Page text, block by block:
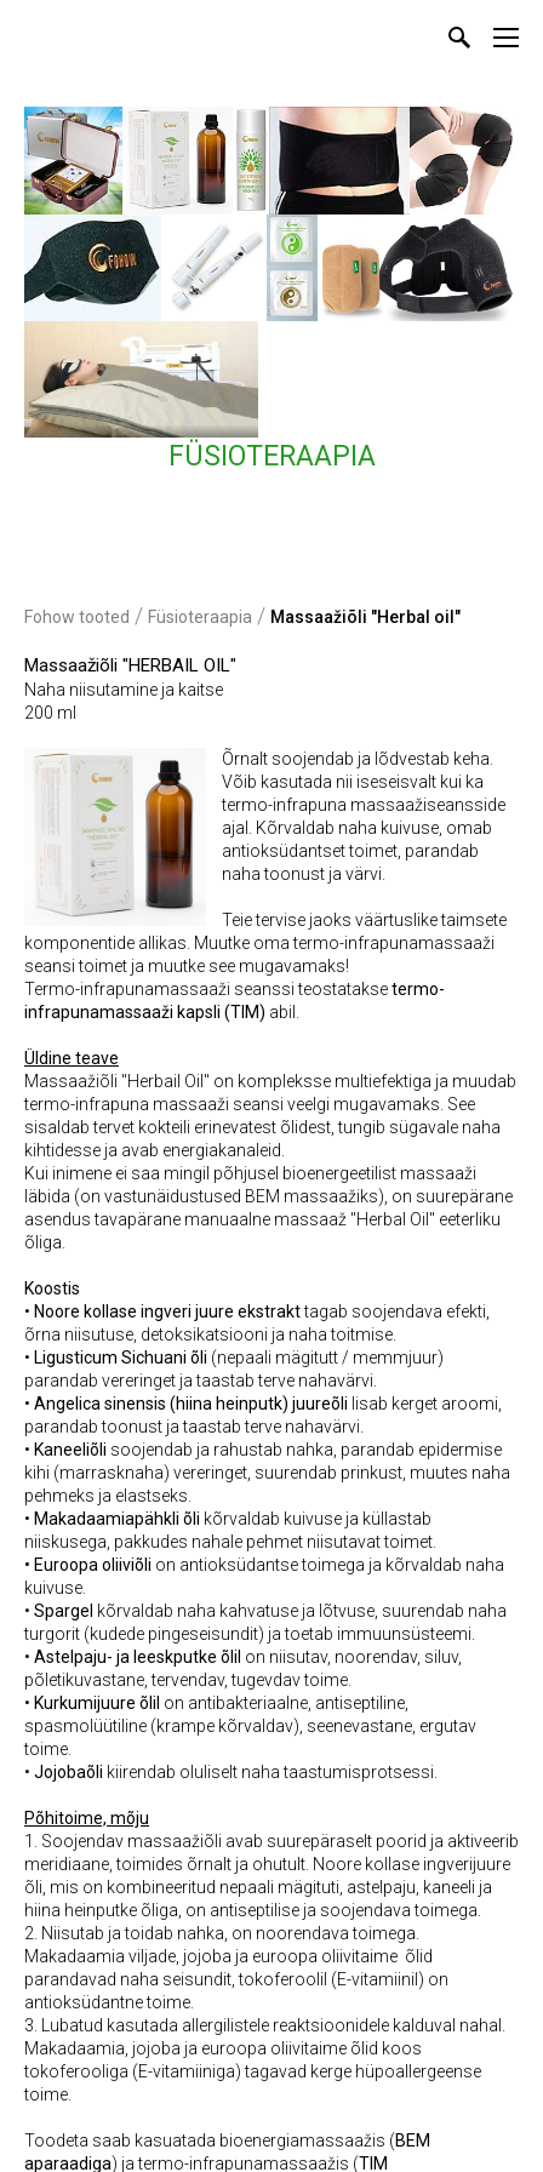
FÜSIOTERAAPIA
Fohow tooted / Füsioteraapia / Massaažiõli "Herbal oil"
Massaažiõli "HERBAIL OIL"
Naha niisutamine ja kaitse
200 ml
Õrnalt soojendab ja lõdvestab keha.
Võib kasutada nii iseseisvalt kui ka
termo-infrapuna massaažiseansside
ajal. Kõrvaldab naha kuivuse, omab
antioksüdantset toimet, parandab
naha toonust ja värvi.
Teie tervise jaoks väärtuslike taimsete
komponentide allikas. Muutke oma termo-infrapunamassaaži
seansi toimet ja muutke see mugavamaks!
Termo-infrapunamassaaži seanssi teostataksetermo-
infrapunamassaaži kapsli (TIM) abil.
Üldine teave
Massaažiõli "Herbail Oil" on kompleksse multiefektiga ja muudab
termo-infrapuna massaaži seansi veelgi mugavamaks. See
sisaldab tervet kokteili erinevatest õlidest, tungib sügavale naha
kihtidesse ja avab energiakanaleid.
Kui inimene ei saa mingil põhjusel bioenergeetilist massaaži
läbida (on vastunäidustused BEM massaažiks), on suurepärane
asendus tavapärane manuaalne massaaž "Herbal Oil" eeterliku
õliga.
Koostis
• Noore kollase ingveri juure ekstrakttagab soojendava efekti,
õrna niisutuse, detoksikatsiooni ja naha toitmise.
• Ligusticum Sichuani õli (nepaali mägitutt / memmjuur)
parandab vereringet ja taastab terve nahavärvi.
• Angelica sinensis (hiina heinputk) juureõli lisab kerget aroomi,
parandab toonust ja taastab terve nahavärvi.
• Kaneeliõli soojendab ja rahustab nahka, parandab epidermise
kihi (marrasknaha) vereringet, suurendab prinkust, muutes naha
pehmeks ja elastseks.
• Makadaamiapähkli õli kõrvaldab kuivuse ja küllastab
niiskusega, pakkudes nahale pehmet niisutavat toimet.
• Euroopa oliiviõli on antioksüdantse toimega ja kõrvaldab naha
kuivuse.
• Spargel kõrvaldab naha kahvatuse ja lõtvuse, suurendab naha
turgorit (kudede pingeseisundit) ja toetab immuunsüsteemi.
• Astelpaju- ja leeskputke õlil on niisutav, noorendav, siluv,
põletikuvastane, tervendav, tugevdav toime.
• Kurkumijuure õlil on antibakteriaalne, antiseptiline,
spasmolüütiline (krampe kõrvaldav), seenevastane, ergutav
toime.
• Jojobaõli kiirendab oluliselt naha taastumisprotsessi.
Põhitoime, mõju
1. Soojendav massaažiõli avab suurepäraselt poorid ja aktiveerib
meridiaane, toimides õrnalt ja ohutult. Noore kollase ingverijuure
õli, mis on kombineeritud nepaali mägituti, astelpaju, kaneeli ja
hiina heinputke õliga, on antiseptilise ja soojendava toimega.
2. Niisutab ja toidab nahka, on noorendava toimega.
Makadaamia viljade, jojoba ja euroopa oliivitaime õlid
parandavad naha seisundit, tokoferoolil (E-vitamiinil) on
antioksüdantne toime.
3. Lubatud kasutada allergilistele reaktsioonidele kalduval nahal.
Makadaamia, jojoba ja euroopa oliivitaime õlid koos
tokoferooliga (E-vitamiiniga) tagavad kerge hüpoallergeense
toime.
Toodeta saab kasuatada bioenergiamassaažis (BEM
aparaadiga) ja termo-infrapunamassaažis (TIM